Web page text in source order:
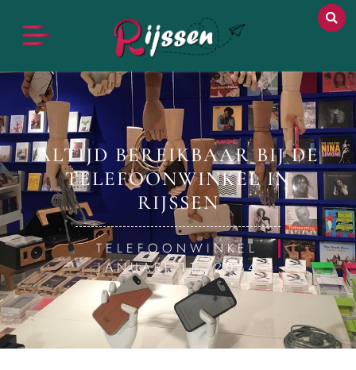
ALTIJD BEREIKBAAR BIJ DE
TELEFOONWINKEL IN
RIJSSEN
TELEFOONWINKEL
JANUARI 11, 2024